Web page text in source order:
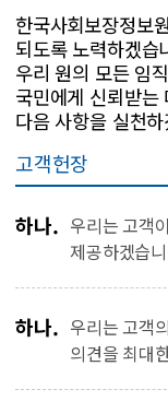
한국사회보장정보
되도록 노력하겠습
우리 원의 모든 임
국민에게 신뢰받는
다음 사항을 실천
고객헌장
하나. 우리는 고객
제공하겠습
하나. 우리는 고객
의견을 최대